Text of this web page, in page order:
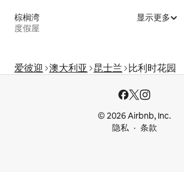
棕榈湾
度假屋
显示更多
爱彼迎 澳大利亚 昆士兰 比利时花园
© 2026 Airbnb, Inc.
隐私
条款